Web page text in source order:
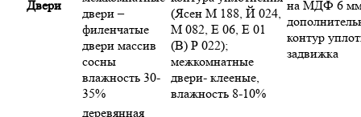
Двери
двери –
филенчатые
двери массив
сосны
влажность 30-
35%
(Ясен М 188, Й 024,
М 082, Е 06, Е 01
(В) Р 022);
межкомнатные
двери- клееные,
влажность 8-10%
на МДФ 6
контур
задвижка
деревянная